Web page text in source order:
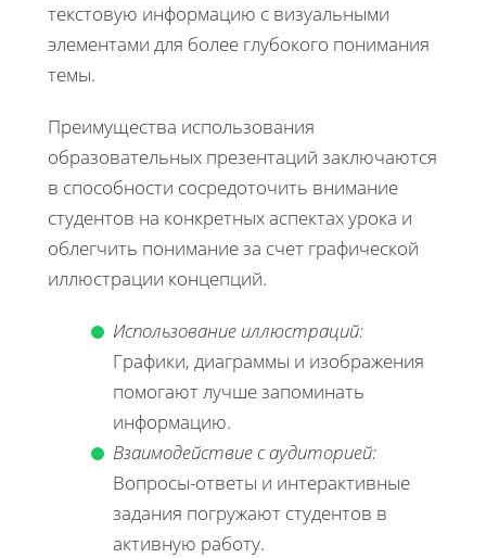
текстовую информацию с визуальными
элементами для более глубокого понимания
темы.
Преимущества использования
образовательных презентаций заключаются
в способности сосредоточить внимание
студентов на конкретных аспектах урока и
облегчить понимание за счет графической
иллюстрации концепций.
Использование иллюстраций:
Графики, диаграммы и изображения
помогают лучше запоминать
информацию.
Взаимодействие с аудиторией:
Вопросы-ответы и интерактивные
задания погружают студентов в
активную работу.